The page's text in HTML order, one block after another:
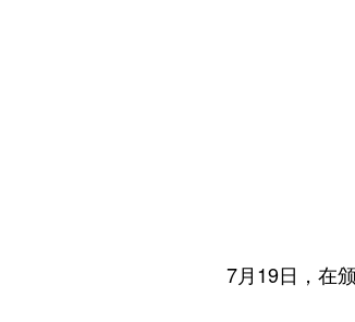
7月19日，在颁